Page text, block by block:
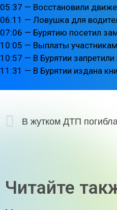
05:37 — Восстановили
06:11 — Ловушка для
07:06 — Бурятию посетил
10:05 — Выплаты
10:57 — В Бурятии
11:31 — В Бурятии издана
В жутком ДТП
Читайте